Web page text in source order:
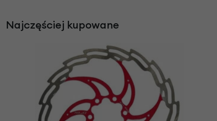
Najczęściej kupowane